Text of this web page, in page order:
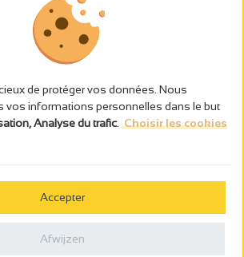
dangereux pour la santé, à consommer avec
de protéger vos données. Nous
vos informations personnelles dans le but
Analyse du trafic Choisir les cookies
Accepter
Afwijzen